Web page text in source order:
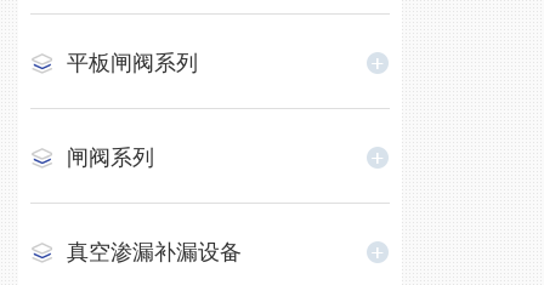
平板闸阀系列
闸阀系列
真空渗漏补漏设备